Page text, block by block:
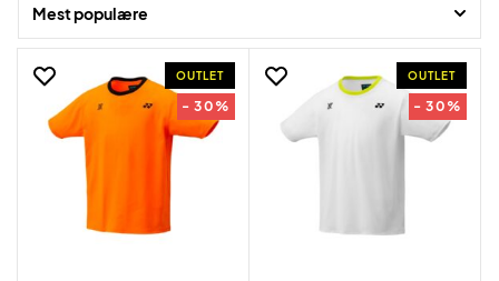
Mest populære
OUTLET
- 30%
OUTLET
- 30%